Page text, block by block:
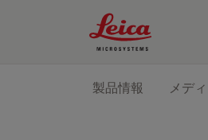
Leica Microsystems
製品情報 メデ